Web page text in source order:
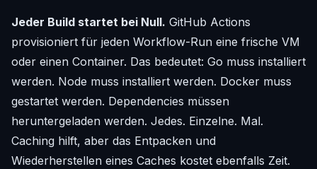
Jeder Build startet bei Null. GitHub Actions
provisioniert für jeden Workflow-Run eine frische VM
oder einen Container. Das bedeutet: Go muss installiert
werden. Node muss installiert werden. Docker muss
gestartet werden. Dependencies müssen
heruntergeladen werden. Jedes. Einzelne. Mal.
Caching hilft, aber das Entpacken und
Wiederherstellen eines Caches kostet ebenfalls Zeit.